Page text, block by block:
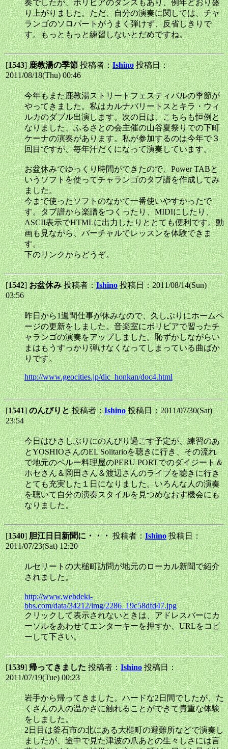
奏でしたが、ボリビアのダンスもあり、例年どおり盛
り上がりました。ただ、自分の演奏に関しては、チャ
ランゴのソロパートがうまく弾けず、反省しきりで
す。もっともっと練習しないとだめですね。
[1543]鹿教湯の季節投稿者：Ishino 投稿日：
2011/08/18(Thu) 00:46
今年もまた鹿教湯ストリートフェスティバルの季節が
やってきました。私はカルナバリートスとキラ・ウィ
ルカのダブル出演します。次の日は、こちらも恒例と
なりました、ふるさとの会主催の山谷夏祭りでの下町
ケーナの演奏があります。私が参加するのは今年で３
回目ですが、毎年汗だくになって演奏しています。
お盆休みでゆっくり時間ができたので、Power TABと
いうソフトを使ってチャランゴのタブ譜を作成してみ
ました。
今まで使ったソフトのなかで一番使いやすかったで
す。タブ譜から楽譜をつくったり、MIDIにしたり、
ASCII表示でHTMLに出力したりととても便利です。動
画も見ながら、バーチャルでレッスンを体験できま
す。
下のリンクからどうぞ。
[1542]お盆休み投稿者：Ishino 投稿日：2011/08/14(Sun)
03:56
昨日から1週間仕事が休みなので、久しぶりにホームペ
ージの更新をしました。音楽室にボリビアで習ったチ
ャランゴの演奏をアップしました。恥ずかしながらい
まはもうすっかり弾けなくなってしまっている曲ばか
りです。
http://www.geocities.jp/dic_honkan/doc4.html
[1541]のんびりと投稿者：Ishino 投稿日：2011/07/30(Sat)
23:54
今日はひさしぶりにのんびり過ごす予定が、練習のあ
とYOSHIOさんのEL Solitarioを聴きに行き、その流れ
で地元のペルー料理屋のPERU PORTでのダイジート＆
ホセさん＆岡田さん＆渡辺さんのライブを聴きに行き
とても充実した１日になりました。いろんな人の演奏
を聴いて自分の演奏スタイルを見つめなおす機会にも
なりました。
[1540]胆江日日新聞に・・・投稿者：Ishino 投稿日：
2011/07/23(Sat) 12:20
ルセリートの大槌町訪問が地元のローカル新聞で紹介
されました。
http://www.webdeki-
bbs.com/data/34212/img/2286_19c58dfd47.jpg
クリックして表示されないときは、アドレスバーにカ
ーソルをあわせてエンターキーを押すか、URLをコピ
ーして下さい。
[1539]帰ってきました投稿者：Ishino 投稿日：
2011/07/19(Tue) 00:23
岩手から帰ってきました。ハードな2日間でしたが、た
くさんの人の温かさに触れることができて貴重な体験
をしました。
2日目は釜石市の北にある大槌町の避難所などで演奏し
ましたが、途中で見た津波の爪あとの生々しさには言